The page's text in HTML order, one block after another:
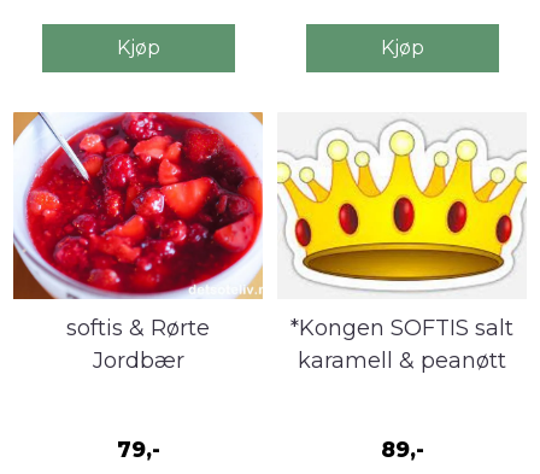
Kjøp Kjøp
softis & Rørte
Jordbær
79,-
*Kongen SOFTIS salt
karamell & peanøtt
89,-